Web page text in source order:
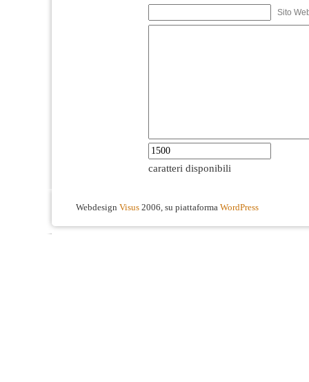
Sito
caratteri disponibili
Webdesign Visus 2006, su piattaforma WordPress